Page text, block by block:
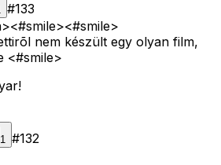
#133
<#smile><#smile>
nem készült egy olyan film,
<#smile>
1 #132